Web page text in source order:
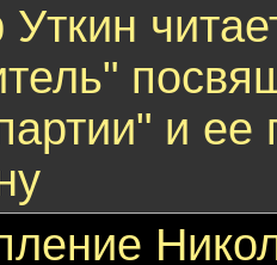
и ее